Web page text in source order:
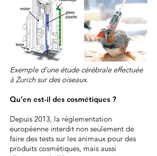
Exemple d’une étude cérébrale effectuée
à Zurich sur des oiseaux.
Qu’en est-il des cosmétiques ?
Depuis 2013, la réglementation
européenne interdit non seulement de
faire des tests sur les animaux pour des
produits cosmétiques, mais aussi